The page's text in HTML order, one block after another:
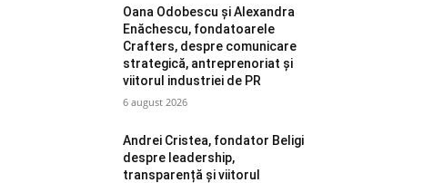
Oana Odobescu și Alexandra
Enăchescu, fondatoarele
Crafters, despre comunicare
strategică, antreprenoriat și
viitorul industriei de PR
6 august 2026
Andrei Cristea, fondator Beligi
despre leadership,
transparență și viitorul